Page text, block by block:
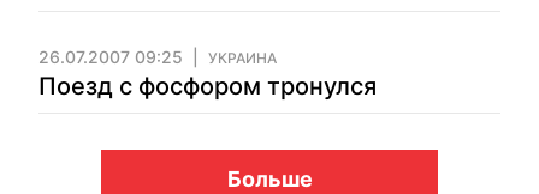
26.07.2007 09:25 УКРАИНА
Поезд с фосфором тронулся
Больше